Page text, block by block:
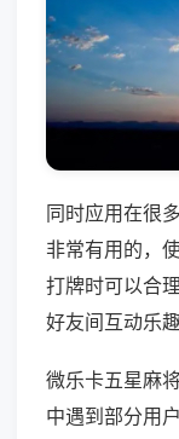
同时应用在很
非常有用的，
打牌时可以合
好友间互动乐趣
微乐卡五星麻
中遇到部分用